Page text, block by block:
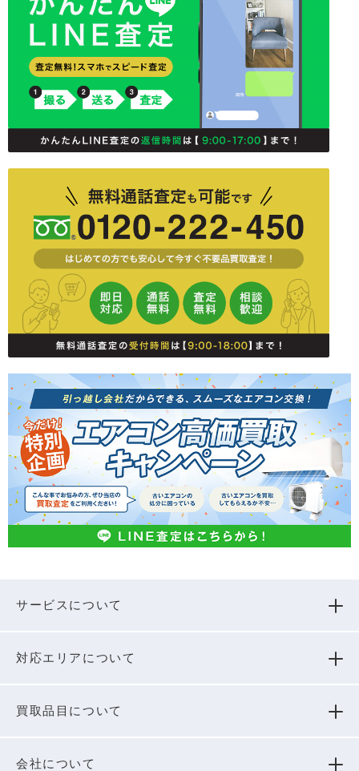
サービスについて
対応エリアについて
買取品⽬について
会社について